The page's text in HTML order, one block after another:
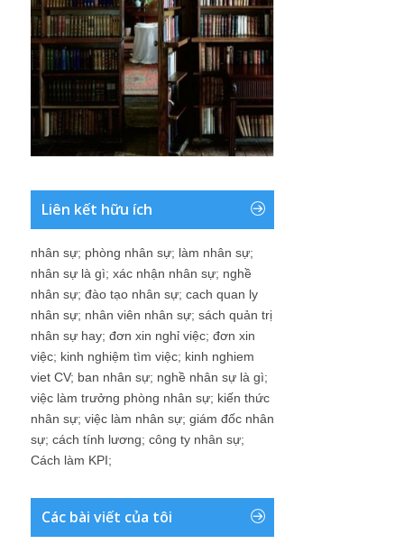
Liên kết hữu ích
nhân sự; phòng nhân sự; làm nhân sự;
nhân sự là gì; xác nhận nhân sự; nghề
nhân sự; đào tạo nhân sự; cach quan ly
nhân sự; nhân viên nhân sự; sách quản trị
nhân sự hay; đơn xin nghỉ việc; đơn xin
việc; kinh nghiệm tìm việc; kinh nghiem
viet CV; ban nhân sự; nghề nhân sự là gì;
việc làm trưởng phòng nhân sự; kiến thức
nhân sự; việc làm nhân sự; giám đốc nhân
sự; cách tính lương; công ty nhân sự;
Cách làm KPI;
Các bài viết của tôi